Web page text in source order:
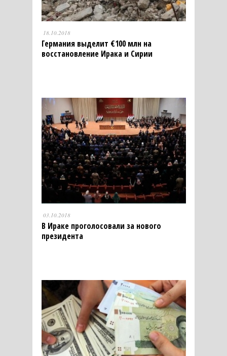
18.10.2018
Германия выделит €100 млн на
восстановление Ирака и Сирии
03.10.2018
В Ираке проголосовали за нового
президента